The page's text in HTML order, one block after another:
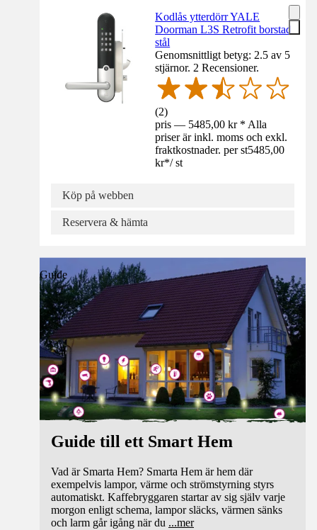
Kodlås ytterdörr YALE
Doorman L3S Retrofit borstad
stål
Genomsnittligt betyg: 2.5 av 5
stjärnor. 2 Recensioner.
(2)
pris — 5485,00 kr * Alla
priser är inkl. moms och exkl.
fraktkostnader. per st5485,00
kr*/ st
Köp på webben
Reservera & hämta
Guide
Guide till ett Smart Hem
Vad är Smarta Hem? Smarta Hem är hem där
exempelvis lampor, värme och strömstyrning styrs
automatiskt. Kaffebryggaren startar av sig själv varje
morgon enligt schema, lampor släcks, värmen sänks
och larm går igång när du ...mer